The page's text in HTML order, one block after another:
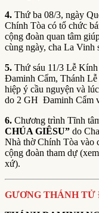
4. Thứ ba 08/3, ngày
Chính Tòa có tổ chức
cộng đoàn quan tâm
cùng ngày, cha La Vinh
5. Thứ sáu 11/3 Lễ
Đaminh Cẩm, Thánh Lễ
hiệp ý cầu nguyện và
do 2 GH Đaminh Cẩm
6. Chương trình Tĩnh
CHÚA GIÊSU” do
Nhà thờ Chính Tòa vào
cộng đoàn tham dự
xứ).
GƯƠNG THÁNH TỬ